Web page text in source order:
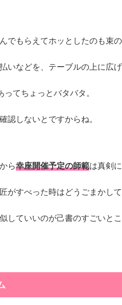
でもらえてホッとしたのも束
いなどを、テーブルの上に広
てちょっとバタバタ。
認しないとですからね。
ら幸座開催予定の師範は真剣
がすべった時はどうごまかして
していいのが己書のすごいとこ